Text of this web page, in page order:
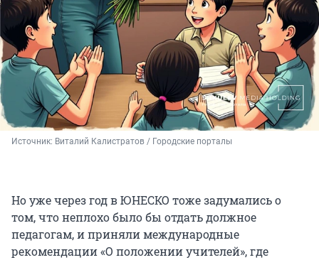
Источник: Виталий Калистратов / Городские порталы
Но уже через год в ЮНЕСКО тоже задумались о
том, что неплохо было бы отдать должное
педагогам, и приняли международные
рекомендации «О положении учителей», где